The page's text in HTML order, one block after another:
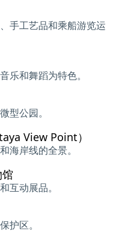
手工艺品和乘船游览运
乐和舞蹈为特色。
型公园。
View Point）
海岸线的全景。
互动展品。
护区。